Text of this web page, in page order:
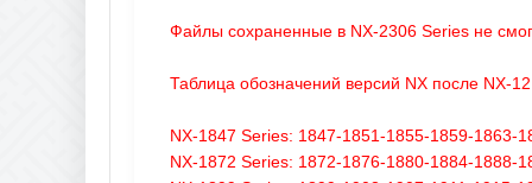
Файлы сохраненные в NX-2306 Series не
Таблица обозначений версий NX после NX-12
NX-1847 Series: 1847-1851-1855-1859-1863-
NX-1872 Series: 1872-1876-1880-1884-1888-